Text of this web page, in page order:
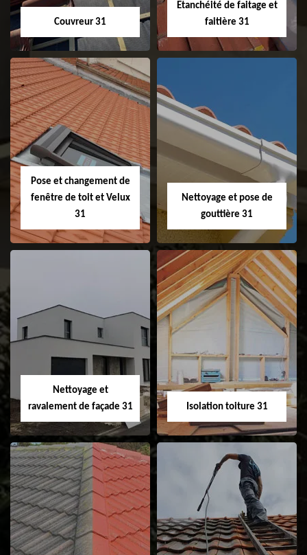
Couvreur 31
Couvreur 31
Etanchéité de faitage et
faitière 31
Etanchéité de
faitage et faitière
31
Pose et changement de
fenêtre de toit et Velux
31
Pose et
changement de
fenêtre de toit et
Velux 31
Nettoyage et pose de
gouttière 31
Nettoyage et pose
Nettoyage et
ravalement de façade 31
Nettoyage et
ravalement de
façade 31
Isolation toiture 31
Isolation toiture 31